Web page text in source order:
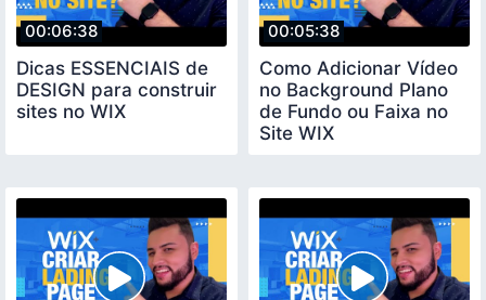
00:06:38
Dicas ESSENCIAIS de
DESIGN para construir
sites no WIX
00:05:38
Como Adicionar Vídeo
no Background Plano
de Fundo ou Faixa no
Site WIX